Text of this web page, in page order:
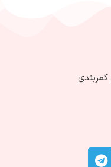
کمربندی